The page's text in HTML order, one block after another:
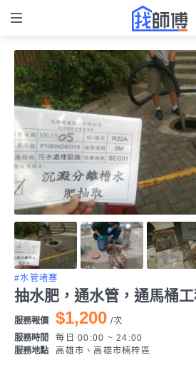
#水管堵塞
抽水肥，通水管，通馬桶
服務報價 $1,200 /次
服務時間
每日 00:00 ~ 24:00
服務地點
高雄市、高雄市楠梓區